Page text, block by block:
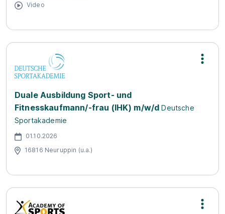
Video
Duale Ausbildung Sport- und
Fitnesskaufmann/-frau (IHK) m/w/d Deutsche
Sportakademie
01.10.2026
16816 Neuruppin (u.a.)